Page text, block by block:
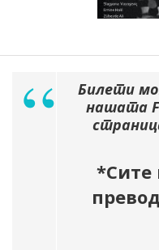
Билети
нашата
*Сите